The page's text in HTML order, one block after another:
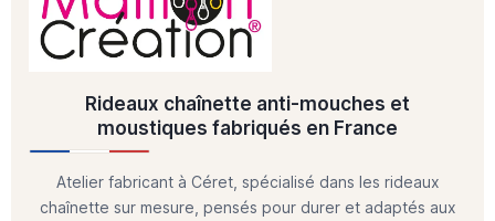
Rideaux chaînette anti-mouches et
moustiques fabriqués en France
Atelier fabricant à Céret, spécialisé dans les rideaux
chaînette sur mesure, pensés pour durer et adaptés aux